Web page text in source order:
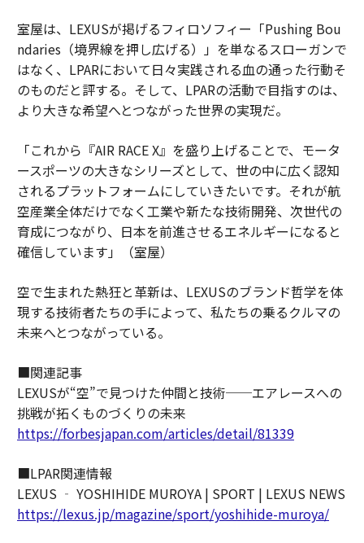
室屋は、LEXUSが掲げるフィロソフィー「Pushing Bou
ndaries（境界線を押し広げる）」を単なるスローガンで
はなく、LPARにおいて日々実践される血の通った行動そ
のものだと評する。そして、LPARの活動で目指すのは、
より大きな希望へとつながった世界の実現だ。
「これから『AIR RACE X』を盛り上げることで、モータ
ースポーツの大きなシリーズとして、世の中に広く認知
されるプラットフォームにしていきたいです。それが航
空産業全体だけでなく工業や新たな技術開発、次世代の
育成につながり、日本を前進させるエネルギーになると
確信しています」（室屋）
空で生まれた熱狂と革新は、LEXUSのブランド哲学を体
現する技術者たちの手によって、私たちの乗るクルマの
未来へとつながっている。
■関連記事
LEXUSが“空”で見つけた仲間と技術──エアレースへの
挑戦が拓くものづくりの未来
https://forbesjapan.com/articles/detail/81339
■LPAR関連情報
LEXUS ‐ YOSHIHIDE MUROYA | SPORT | LEXUS NEWS
https://lexus.jp/magazine/sport/yoshihide-muroya/